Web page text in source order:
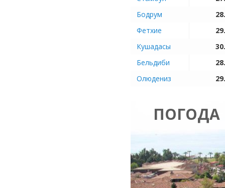
Бодрум
Фетхие
Кушадасы
Бельдиби
Олюдениз
ПОГОДА